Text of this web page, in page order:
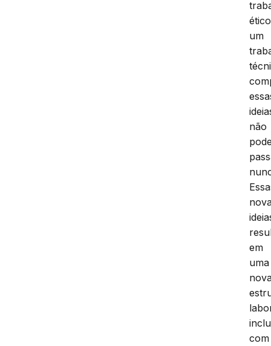
um
não
em
uma
com